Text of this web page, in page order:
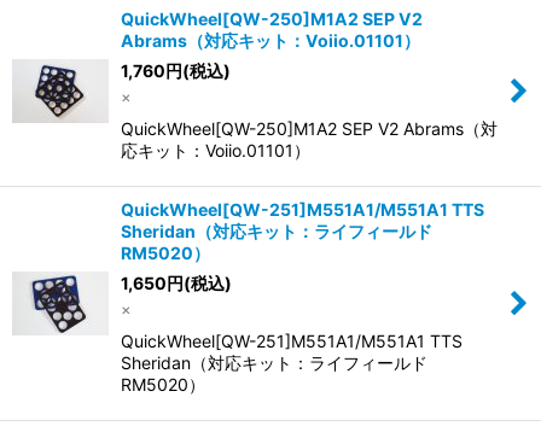
QuickWheel[QW-250]M1A2 SEP V2
Abrams（対応キット：Voiio.01101）
1,760円(税込)
×
QuickWheel[QW-250]M1A2 SEP V2 Abrams（対
応キット：Voiio.01101）
QuickWheel[QW-251]M551A1/M551A1 TTS
Sheridan（対応キット：ライフィールド
RM5020）
1,650円(税込)
×
QuickWheel[QW-251]M551A1/M551A1 TTS
Sheridan（対応キット：ライフィールド
RM5020）